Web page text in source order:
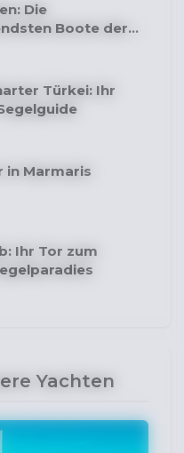
Die
Boote der
Türkei: Ihr
in Marmaris
Ihr Tor zum
Yachten